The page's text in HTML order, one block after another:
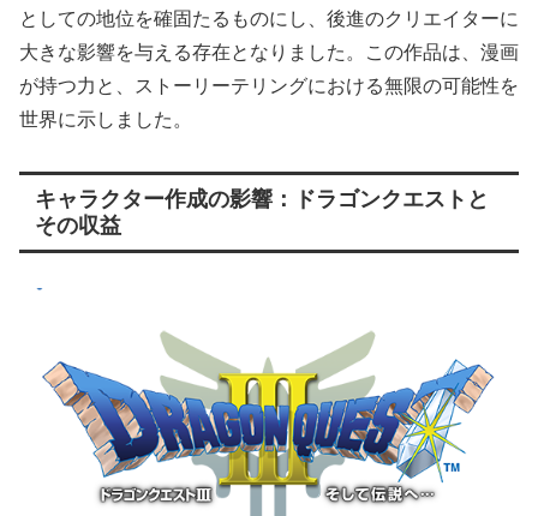
としての地位を確固たるものにし、後進のクリエイターに
大きな影響を与える存在となりました。この作品は、漫画
が持つ力と、ストーリーテリングにおける無限の可能性を
世界に示しました。
キャラクター作成の影響：ドラゴンクエストと
その収益